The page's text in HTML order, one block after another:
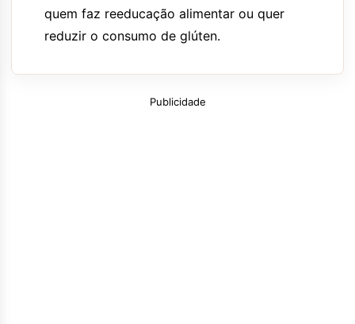
quem faz reeducação alimentar ou quer
reduzir o consumo de glúten.
Publicidade